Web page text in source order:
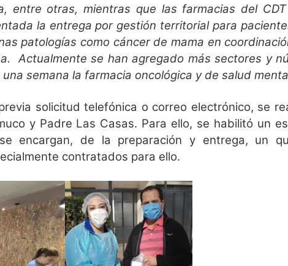
entre otras, mientras que las farmacias del
la entrega por gestión territorial para
patologías como cáncer de mama en
Actualmente se han agregado más sectores y
semana la farmacia oncológica y de salud
solicitud telefónica o correo electrónico, se
y Padre Las Casas. Para ello, se habilitó un
encargan, de la preparación y entrega, un
contratados para ello.